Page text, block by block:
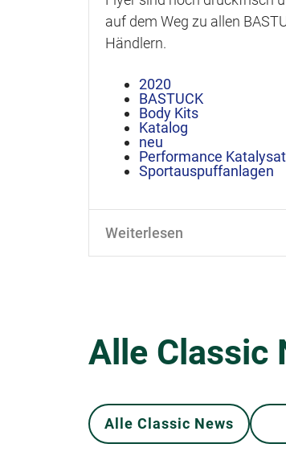
auf dem Weg zu allen
Händlern.
2020
BASTUCK
Body Kits
Katalog
neu
Performance
Sportauspuffanlagen
Weiterlesen
Alle Classic
Alle Classic News